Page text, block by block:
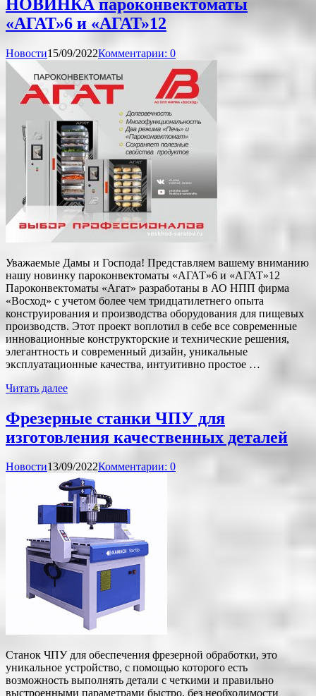
НОВИНКА пароконвектоматы
«АГАТ»6 и «АГАТ»12
Новости15/09/2022Комментарии: 0
Уважаемые Дамы и Господа! Представляем вашему вниманию
нашу новинку пароконвектоматы «АГАТ»6 и «АГАТ»12
Пароконвектоматы «Агат» разработаны в АО НПП фирма
«Восход» с учетом более чем тридцатилетнего опыта
конструирования и производства оборудования для пищевых
производств. Этот проект воплотил в себе все современные
инновационные конструкторские и технические решения,
элегантность и современный дизайн, уникальные
эксплуатационные качества, интуитивно простое …
Читать далее
Фрезерные станки ЧПУ для
изготовления качественных деталей
Новости13/09/2022Комментарии: 0
Станок ЧПУ для обеспечения фрезерной обработки, это
уникальное устройство, с помощью которого есть
возможность выполнять детали с четкими и правильно
выстроенными параметрами быстро, без необходимости